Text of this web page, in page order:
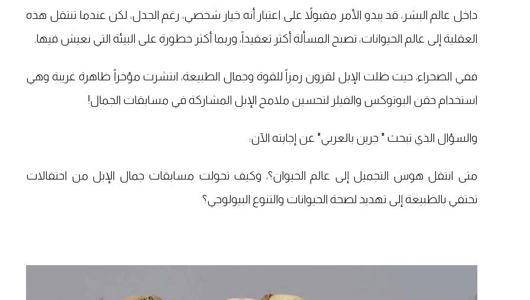
داخل عالم البشر، قد يبدو الأمر مقبولاً على اعتبار أنه خيار شخصي، رغم الجدل، لكن عندما تنتقل هذه
العقلية إلى عالم الحيوانات، تصبح المسألة أكثر تعقيداً، وربما أكثر خطورة على البيئة التي نعيش فيها.
ففي الصحراء، حيث ظلت الإبل لقرون رمزاً للقوة وجمال الطبيعة، انتشرت مؤخراً ظاهرة غريبة وهي
استخدام حقن البوتوكس والفيلر لتحسين ملامح الإبل المشاركة في مسابقات الجمال!
والسؤال الذي تبحث " جرين بالعربي" عن إجابته الآن:
متى انتقل هوس التجميل إلى عالم الحيوان؟، وكيف تحولت مسابقات جمال الإبل من احتفالات
تحتفي بالطبيعة إلى تهديد لصحة الحيوانات والتنوع البيولوجي؟